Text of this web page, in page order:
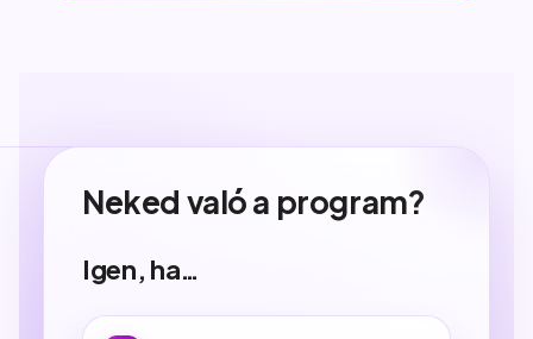
Neked való a program?
Igen, ha…